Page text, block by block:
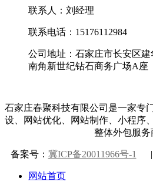
联系人：刘经理
联系电话：15176112984
公司地址：石家庄市长安区
南角新世纪钻石商务广场A座
石家庄春聚科技有限公司是一家专
设、网站优化、网站制作、小程序
整体外包服务
备案号： 冀ICP备20011966号-1
网站首页